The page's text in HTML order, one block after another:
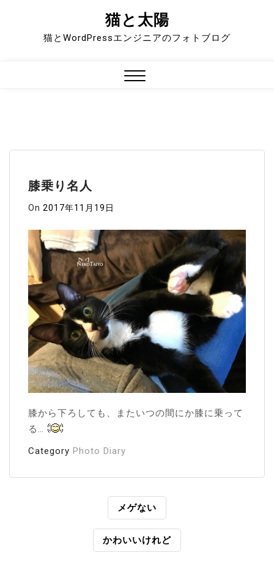
猫と太陽
猫とWordPressエンジニアのフォトブログ
膝乗り名人
On 2017年11月19日
膝から下ろしても、またいつの間にか膝に乗って
る…
Category Photo Diary
メゲない
かわいいけれど